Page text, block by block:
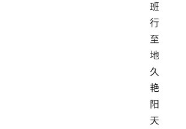
班
行
至
地
久
艳
阳
天